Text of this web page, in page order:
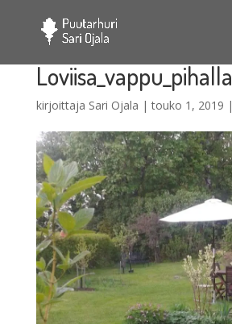
Loviisa_vappu_pihalla
kirjoittaja Sari Ojala |touko 1, 2019 |